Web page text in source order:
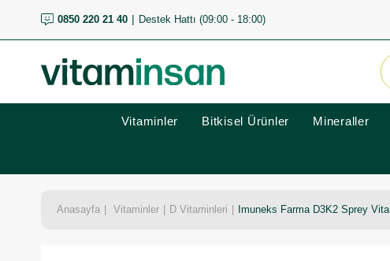
0850 220 21 40 Destek Hattı (09:00 - 18:00)
Vitaminler Bitkisel Ürünler Mineraller
Anasayfa Vitaminler D Vitaminleri Imuneks Farma D3K2 Sprey